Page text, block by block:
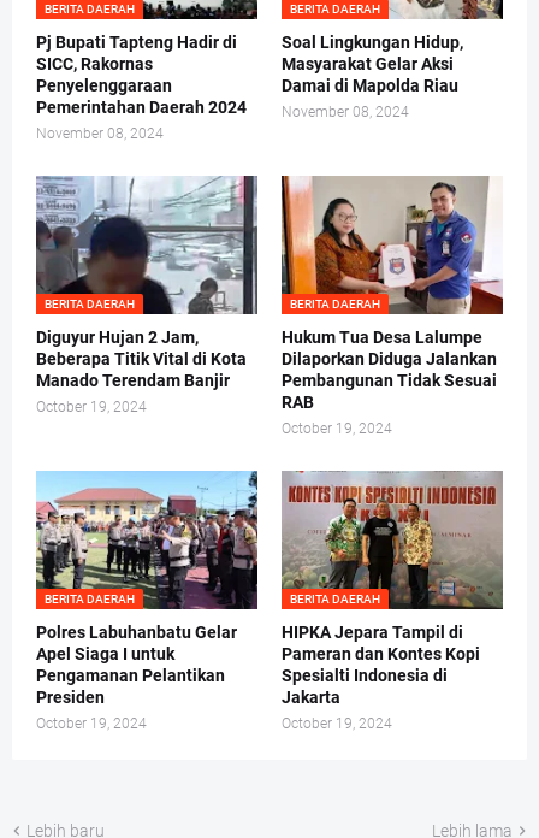
BERITA DAERAH
Pj Bupati Tapteng Hadir di
SICC, Rakornas
Penyelenggaraan
Pemerintahan Daerah 2024
November 08, 2024
BERITA DAERAH
Soal Lingkungan Hidup,
Masyarakat Gelar Aksi
Damai di Mapolda Riau
November 08, 2024
BERITA DAERAH
Diguyur Hujan 2 Jam,
Beberapa Titik Vital di Kota
Manado Terendam Banjir
October 19, 2024
BERITA DAERAH
Hukum Tua Desa Lalumpe
Dilaporkan Diduga Jalankan
Pembangunan Tidak Sesuai
RAB
October 19, 2024
BERITA DAERAH
Polres Labuhanbatu Gelar
Apel Siaga I untuk
Pengamanan Pelantikan
Presiden
October 19, 2024
BERITA DAERAH
HIPKA Jepara Tampil di
Pameran dan Kontes Kopi
Spesialti Indonesia di
Jakarta
October 19, 2024
Lebih baru Lebih lama